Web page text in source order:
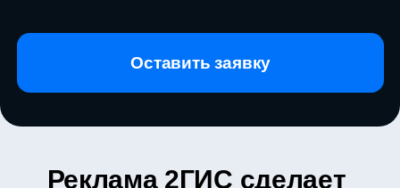
Реклама 2ГИС сделает